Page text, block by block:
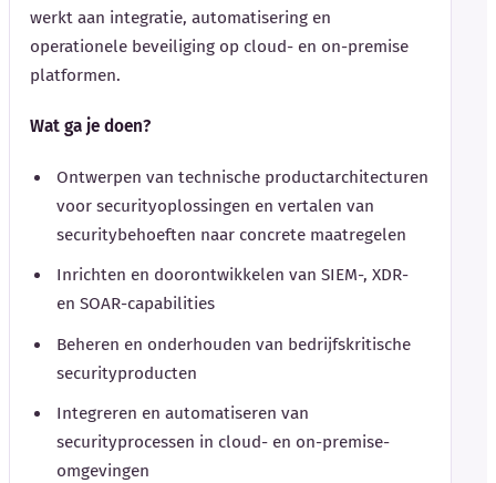
werkt aan integratie, automatisering en
operationele beveiliging op cloud- en on-premise
platformen.
Wat ga je doen?
Ontwerpen van technische productarchitecturen
voor securityoplossingen en vertalen van
securitybehoeften naar concrete maatregelen
Inrichten en doorontwikkelen van SIEM-, XDR-
en SOAR-capabilities
Beheren en onderhouden van bedrijfskritische
securityproducten
Integreren en automatiseren van
securityprocessen in cloud- en on-premise-
omgevingen